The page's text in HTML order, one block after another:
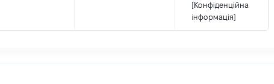
[Конфіденційна
інформація]